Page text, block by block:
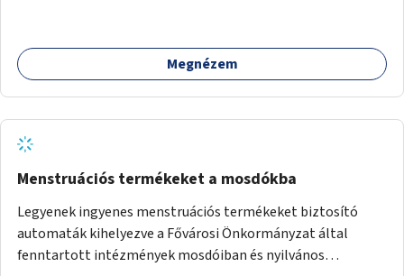
Megnézem
Menstruációs termékeket a mosdókba
Legyenek ingyenes menstruációs termékeket biztosító
automaták kihelyezve a Fővárosi Önkormányzat által
fenntartott intézmények mosdóiban és nyilvános